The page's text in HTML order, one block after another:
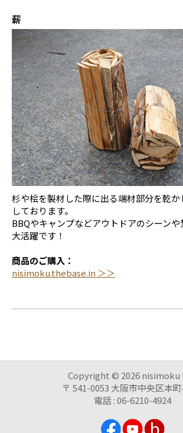
薪
杉や桧を製材した際に出る端材部分を乾
しております。
BBQやキャンプなどアウトドアのシーン
大活躍です！
商品のご購入：
nisimoku.thebase.in ＞＞
Copyright © 2026 nisimoku
〒 541-0053 大阪市中央区本
電話 : 06-6210-4924